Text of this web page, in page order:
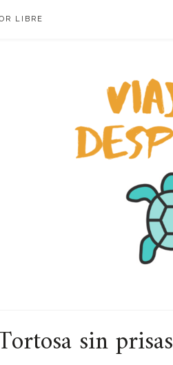
LIBRE
sin prisas